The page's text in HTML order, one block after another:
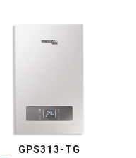
GPS313-TG